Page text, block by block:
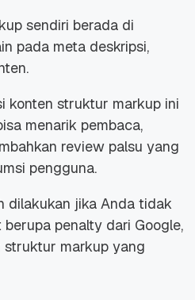
sendiri berada di
pada meta deskripsi,
konten struktur markup ini
menarik pembaca,
review palsu yang
pengguna.
dilakukan jika Anda tidak
penalty dari Google,
struktur markup yang